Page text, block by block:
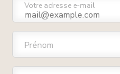
Votre adresse e-mail
Prénom